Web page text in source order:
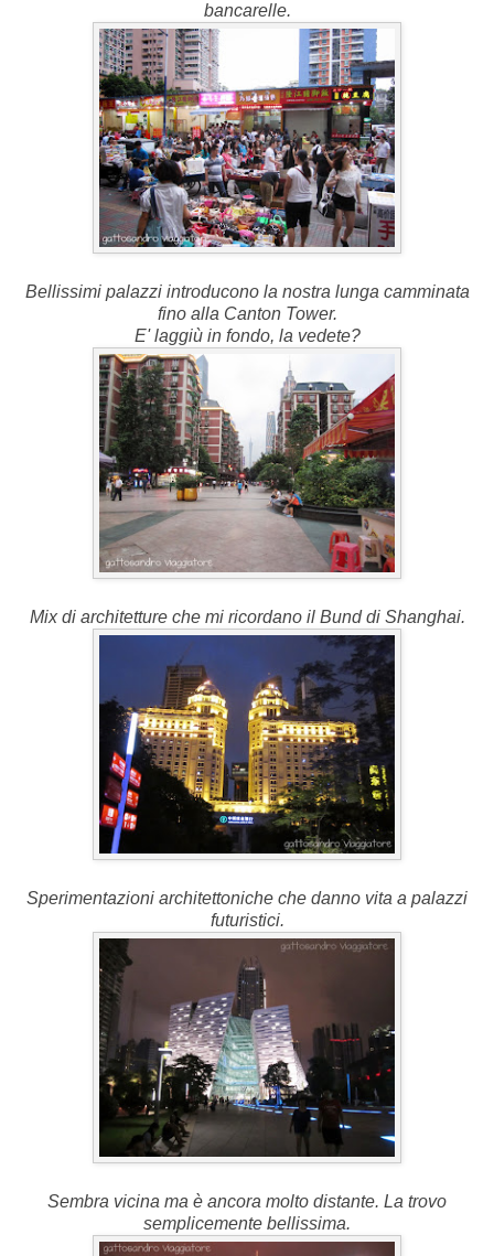
bancarelle.
Bellissimi palazzi introducono la nostra lunga camminata
fino alla Canton Tower.
E' laggiù in fondo, la vedete?
Mix di architetture che mi ricordano il Bund di Shanghai.
Sperimentazioni architettoniche che danno vita a palazzi
futuristici.
Sembra vicina ma è ancora molto distante. La trovo
semplicemente bellissima.